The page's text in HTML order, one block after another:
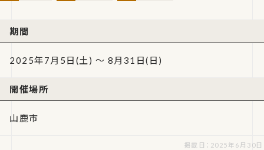
期間
2025年7月5日(土) ～ 8月31日(日)
開催場所
山鹿市
掲載日：2025年6月30日